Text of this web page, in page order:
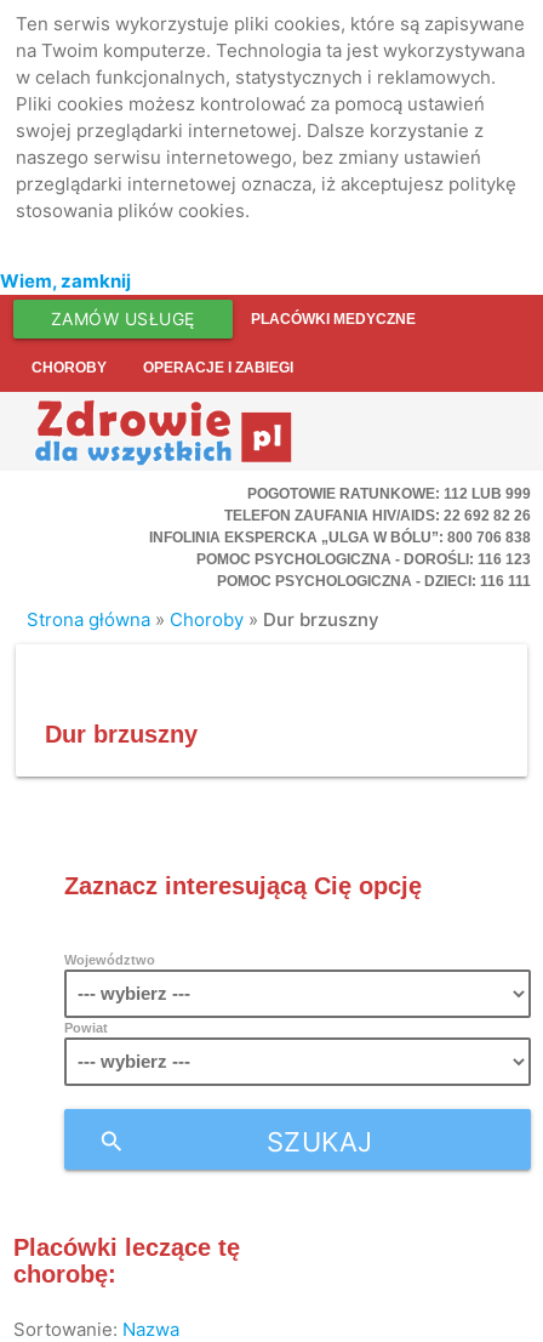
Ten serwis wykorzystuje pliki cookies, które są zapisywane
na Twoim komputerze. Technologia ta jest wykorzystywana
w celach funkcjonalnych, statystycznych i reklamowych.
Pliki cookies możesz kontrolować za pomocą ustawień
swojej przeglądarki internetowej. Dalsze korzystanie z
naszego serwisu internetowego, bez zmiany ustawień
przeglądarki internetowej oznacza, iż akceptujesz politykę
stosowania plików cookies.
Wiem, zamknij
ZAMÓW USŁUGĘ PLACÓWKI MEDYCZNE
CHOROBY OPERACJE I ZABIEGI
POGOTOWIE RATUNKOWE: 112 LUB 999
TELEFON ZAUFANIA HIV/AIDS: 22 692 82 26
INFOLINIA EKSPERCKA „ULGA W BÓLU”: 800 706 838
POMOC PSYCHOLOGICZNA - DOROŚLI: 116 123
POMOC PSYCHOLOGICZNA - DZIECI: 116 111
Strona główna » Choroby » Dur brzuszny
Dur brzuszny
Zaznacz interesującą Cię opcję
Województwo
Powiat
SZUKAJ
search
Placówki leczące tę
chorobę:
Sortowanie: Nazwa